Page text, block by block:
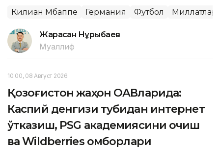
Килиан Мбаппе Германия Футбол Миллатлар
Жарасқан Нұрыбаев
Муаллиф
10:00, 08 Август 2026
Қозоғистон жаҳон ОАВларида:
Каспий денгизи тубидан интернет
ўтказиш, PSG академиясини очиш
ва Wildberries омборлари